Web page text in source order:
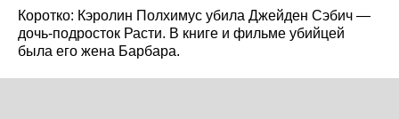
Коротко: Кэролин Полхимус убила Джейден Сэбич —
дочь-подросток Расти. В книге и фильме убийцей
была его жена Барбара.